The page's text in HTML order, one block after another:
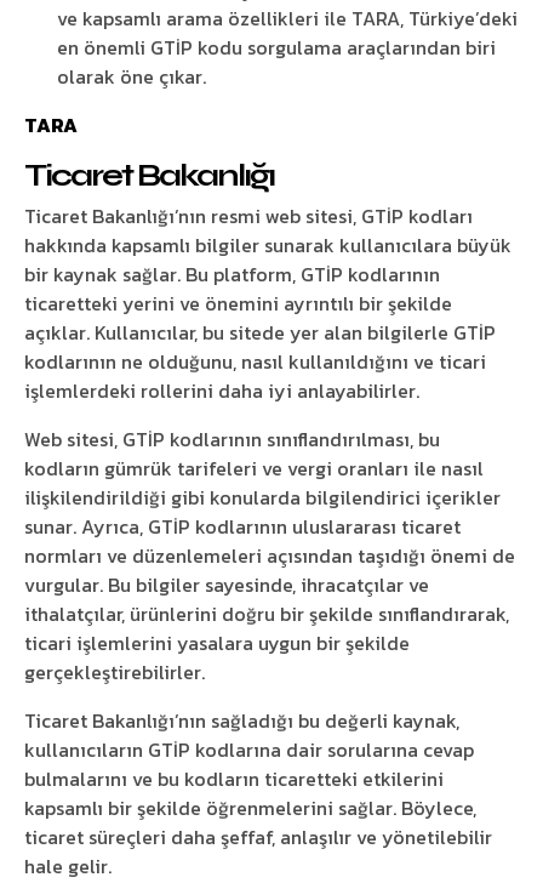
ve kapsamlı arama özellikleri ile TARA, Türkiye’deki
en önemli GTİP kodu sorgulama araçlarından biri
olarak öne çıkar.
TARA
Ticaret Bakanlığı
Ticaret Bakanlığı’nın resmi web sitesi, GTİP kodları
hakkında kapsamlı bilgiler sunarak kullanıcılara büyük
bir kaynak sağlar. Bu platform, GTİP kodlarının
ticaretteki yerini ve önemini ayrıntılı bir şekilde
açıklar. Kullanıcılar, bu sitede yer alan bilgilerle GTİP
kodlarının ne olduğunu, nasıl kullanıldığını ve ticari
işlemlerdeki rollerini daha iyi anlayabilirler.
Web sitesi, GTİP kodlarının sınıflandırılması, bu
kodların gümrük tarifeleri ve vergi oranları ile nasıl
ilişkilendirildiği gibi konularda bilgilendirici içerikler
sunar. Ayrıca, GTİP kodlarının uluslararası ticaret
normları ve düzenlemeleri açısından taşıdığı önemi de
vurgular. Bu bilgiler sayesinde, ihracatçılar ve
ithalatçılar, ürünlerini doğru bir şekilde sınıflandırarak,
ticari işlemlerini yasalara uygun bir şekilde
gerçekleştirebilirler.
Ticaret Bakanlığı’nın sağladığı bu değerli kaynak,
kullanıcıların GTİP kodlarına dair sorularına cevap
bulmalarını ve bu kodların ticaretteki etkilerini
kapsamlı bir şekilde öğrenmelerini sağlar. Böylece,
ticaret süreçleri daha şeffaf, anlaşılır ve yönetilebilir
hale gelir.